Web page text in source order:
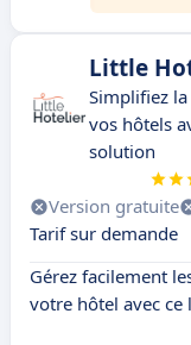
Little
Simplifiez
vos hôtels
solution
Version gratuite
Tarif sur demande
Gérez facilement
votre hôtel avec